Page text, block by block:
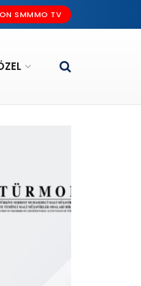
SMMMO TV